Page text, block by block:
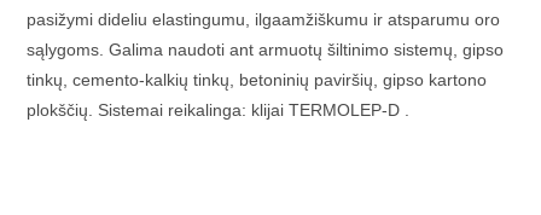
pasižymi dideliu elastingumu, ilgaamžiškumu ir atsparumu oro
sąlygoms. Galima naudoti ant armuotų šiltinimo sistemų, gipso
tinkų, cemento-kalkių tinkų, betoninių paviršių, gipso kartono
plokščių. Sistemai reikalinga: klijai TERMOLEP-D .